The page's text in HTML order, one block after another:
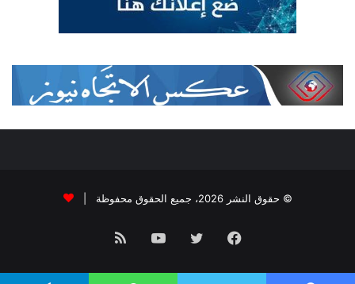
© حقوق النشر 2026، جميع الحقوق محفوظة |
فيسبوك تويتر يوتيوبملخص
الموقع